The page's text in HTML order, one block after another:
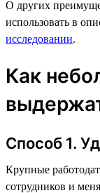
О других
использовать в
исследовании.
Как
Способ 1.
Крупные
сотрудников и